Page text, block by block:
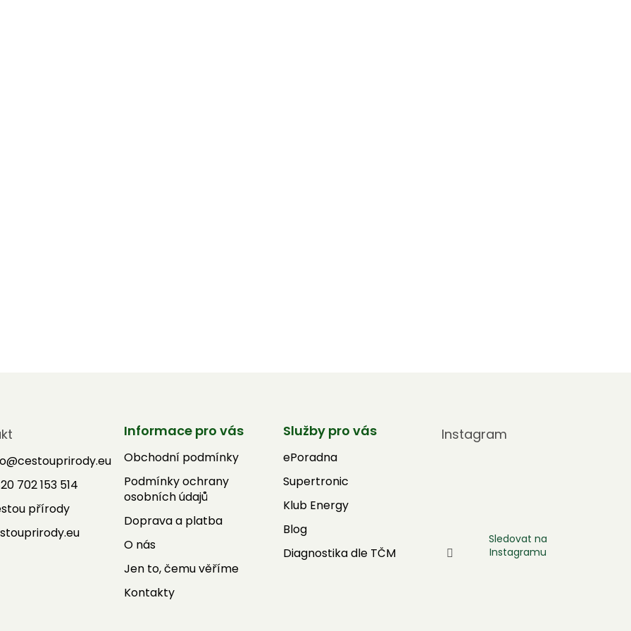
@cestouprirody.eu
702 153 514
přírody
Informace pro vás
Obchodní podmínky
Podmínky ochrany
osobních údajů
Doprava a platba
O nás
Jen to, čemu věříme
Kontakty
Služby pro vás
ePoradna
Supertronic
Klub Energy
Blog
Diagnostika dle TČM
Instagram
Sledovat na
Instagramu